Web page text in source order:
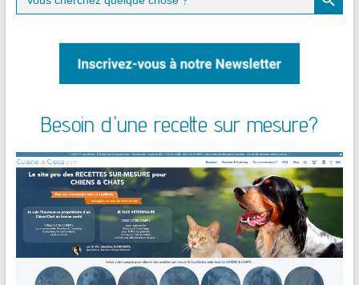
for:
Besoin d'une recette sur mesure?